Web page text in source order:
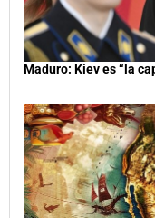
Maduro: Kiev es “la